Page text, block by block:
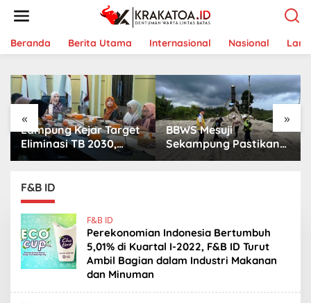
t
Beranda Berita Utama Internasional Nasional
« »
Lampung Kejar Target
Eliminasi TB 2030,
Ribuan Kasus
Tanggamus Jadi
Perhatian
BBWS Mesuji
Sekampung Pastikan
Pengaman Pantai
F&B ID
F&B ID
Perekonomian Indonesia Bertumbuh
5,01% di Kuartal I-2022, F&B ID Turut
Ambil Bagian dalam Industri Makanan
dan Minuman